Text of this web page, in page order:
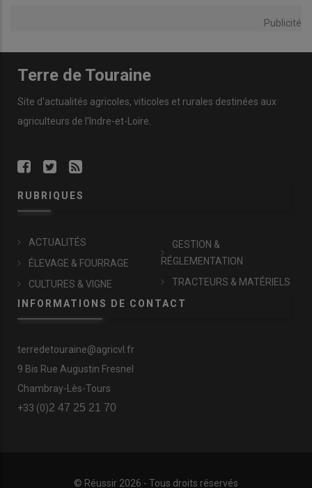
Publicité
Terre de Touraine
Site d'actualités agricoles, viticoles et rurales destinées aux
agriculteurs de l'Indre-et-Loire.
RUBRIQUES
ACTUALITÉS
ÉLEVAGE & FOURRAGE
CULTURES & VIGNE
GESTION &
RÉGLEMENTATION
TRACTEURS & MATÉRIELS
INFORMATIONS DE CONTACT
terredetouraine@agricvl.fr
9 Bis Rue Augustin Fresnel
Chambray-Lès-Tours
+33 (0)2 47 25 21 70
© Réussir 2026 - Tous droits réservés